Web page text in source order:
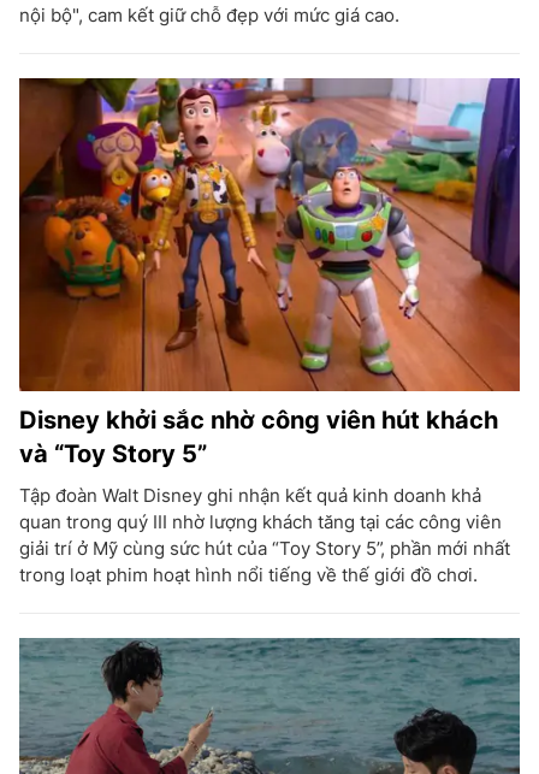
nội bộ", cam kết giữ chỗ đẹp với mức giá cao.
Disney khởi sắc nhờ công viên hút khách
và “Toy Story 5”
Tập đoàn Walt Disney ghi nhận kết quả kinh doanh khả
quan trong quý III nhờ lượng khách tăng tại các công viên
giải trí ở Mỹ cùng sức hút của “Toy Story 5”, phần mới nhất
trong loạt phim hoạt hình nổi tiếng về thế giới đồ chơi.